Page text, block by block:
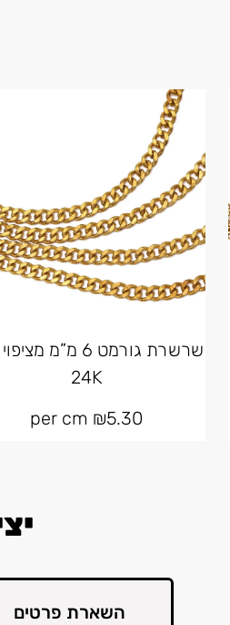
שרשרת גורמט 6 מ”מ
24K
₪5.30
השארת פרטים